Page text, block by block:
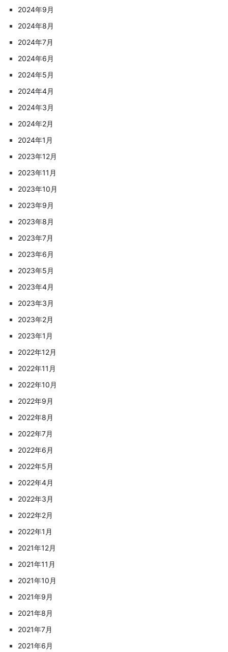
2024年9月
2024年8月
2024年7月
2024年6月
2024年5月
2024年4月
2024年3月
2024年2月
2024年1月
2023年12月
2023年11月
2023年10月
2023年9月
2023年8月
2023年7月
2023年6月
2023年5月
2023年4月
2023年3月
2023年2月
2023年1月
2022年12月
2022年11月
2022年10月
2022年9月
2022年8月
2022年7月
2022年6月
2022年5月
2022年4月
2022年3月
2022年2月
2022年1月
2021年12月
2021年11月
2021年10月
2021年9月
2021年8月
2021年7月
2021年6月